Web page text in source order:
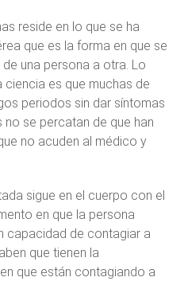
reside en lo que se ha
que es la forma en que se
una persona a otra. Lo
es que muchas de
periodos sin dar síntomas
se percatan de que han
no acuden al médico y
sigue en el cuerpo con el
en que la persona
capacidad de contagiar a
que tienen la
que están contagiando a